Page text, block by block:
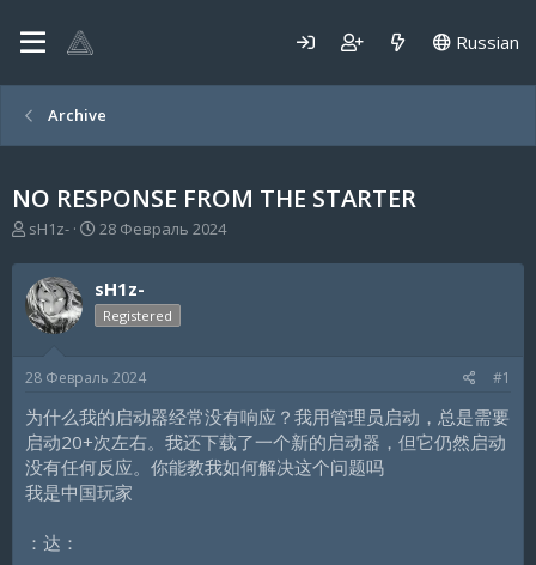
Russian
Archive
NO RESPONSE FROM THE STARTER
А
т
о
р
м
sH1z-
Д
т
а
н
а
а
28 Февраль 2024
sH1z-
Registered
28 Февраль 2024 #1
为什么我的启动器经常没有响应？我用管理员启动，总是需要
启动20+次左右。我还下载了一个新的启动器，但它仍然启动
没有任何反应。你能教我如何解决这个问题吗
我是中国玩家
：达：